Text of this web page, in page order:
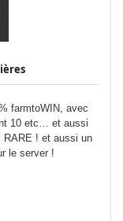
farmtoWIN, avec
10 etc… et aussi
RARE ! et aussi un
le server !